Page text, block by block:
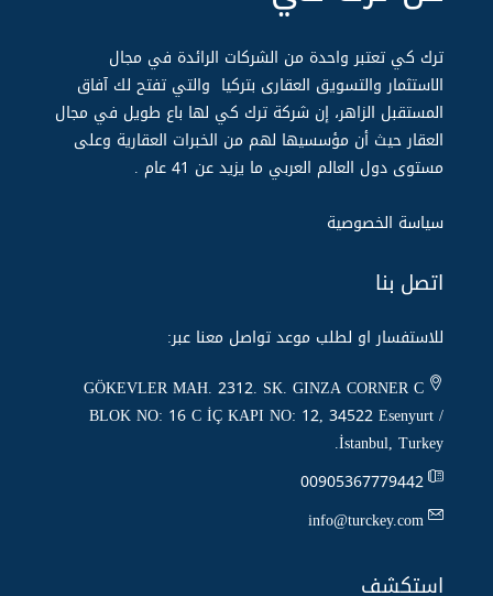
ترك كي تعتبر واحدة من الشركات الرائدة في مجال
الاستثمار والتسويق العقارى بتركيا والتي تفتح لك آفاق
المستقبل الزاهر، إن شركة ترك كي لها باع طويل في مجال
العقار حيث أن مؤسسيها لهم من الخبرات العقارية وعلى
مستوى دول العالم العربي ما يزيد عن 14 عام .
سياسة الخصوصية
اتصل بنا
للاستفسار او لطلب موعد تواصل معنا عبر:
GÖKEVLER MAH. 2312. SK. GINZA CORNER C
BLOK NO: 16 C İÇ KAPI NO: 12, 34522 Esenyurt /
İstanbul, Turkey.
00905367779442
info@turckey.com
استكشف